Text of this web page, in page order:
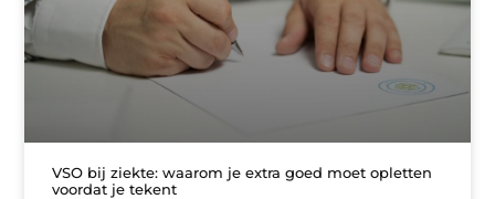
VSO bij ziekte: waarom je extra goed moet opletten
voordat je tekent